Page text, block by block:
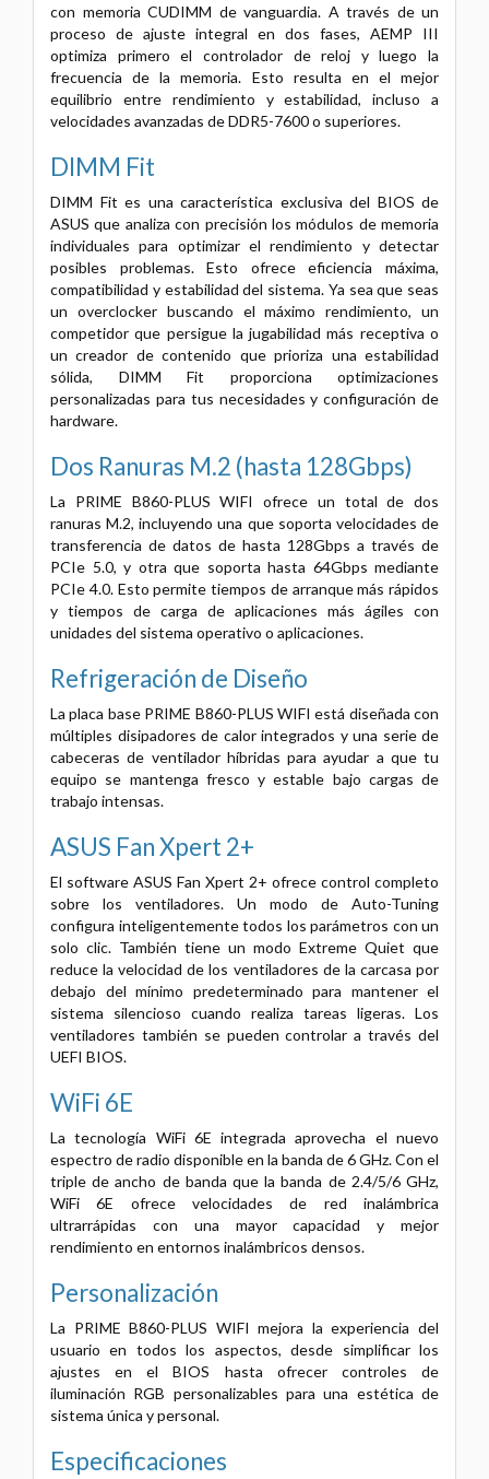
con memoria CUDIMM de vanguardia. A través de un
proceso de ajuste integral en dos fases, AEMP III
optimiza primero el controlador de reloj y luego la
frecuencia de la memoria. Esto resulta en el mejor
equilibrio entre rendimiento y estabilidad, incluso a
velocidades avanzadas de DDR5-7600 o superiores.
DIMM Fit
DIMM Fit es una característica exclusiva del BIOS de
ASUS que analiza con precisión los módulos de memoria
individuales para optimizar el rendimiento y detectar
posibles problemas. Esto ofrece eficiencia máxima,
compatibilidad y estabilidad del sistema. Ya sea que seas
un overclocker buscando el máximo rendimiento, un
competidor que persigue la jugabilidad más receptiva o
un creador de contenido que prioriza una estabilidad
sólida, DIMM Fit proporciona optimizaciones
personalizadas para tus necesidades y configuración de
hardware.
Dos Ranuras M.2 (hasta 128Gbps)
La PRIME B860-PLUS WIFI ofrece un total de dos
ranuras M.2, incluyendo una que soporta velocidades de
transferencia de datos de hasta 128Gbps a través de
PCIe 5.0, y otra que soporta hasta 64Gbps mediante
PCIe 4.0. Esto permite tiempos de arranque más rápidos
y tiempos de carga de aplicaciones más ágiles con
unidades del sistema operativo o aplicaciones.
Refrigeración de Diseño
La placa base PRIME B860-PLUS WIFI está diseñada con
múltiples disipadores de calor integrados y una serie de
cabeceras de ventilador híbridas para ayudar a que tu
equipo se mantenga fresco y estable bajo cargas de
trabajo intensas.
ASUS Fan Xpert 2+
El software ASUS Fan Xpert 2+ ofrece control completo
sobre los ventiladores. Un modo de Auto-Tuning
configura inteligentemente todos los parámetros con un
solo clic. También tiene un modo Extreme Quiet que
reduce la velocidad de los ventiladores de la carcasa por
debajo del mínimo predeterminado para mantener el
sistema silencioso cuando realiza tareas ligeras. Los
ventiladores también se pueden controlar a través del
UEFI BIOS.
WiFi 6E
La tecnología WiFi 6E integrada aprovecha el nuevo
espectro de radio disponible en la banda de 6 GHz. Con el
triple de ancho de banda que la banda de 2.4/5/6 GHz,
WiFi 6E ofrece velocidades de red inalámbrica
ultrarrápidas con una mayor capacidad y mejor
rendimiento en entornos inalámbricos densos.
Personalización
La PRIME B860-PLUS WIFI mejora la experiencia del
usuario en todos los aspectos, desde simplificar los
ajustes en el BIOS hasta ofrecer controles de
iluminación RGB personalizables para una estética de
sistema única y personal.
Especificaciones